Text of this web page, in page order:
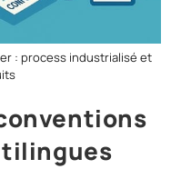
: process industrialisé et